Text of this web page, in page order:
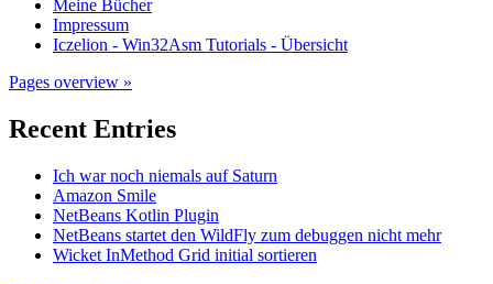
Meine Bücher
Impressum
Iczelion - Win32Asm Tutorials - Übersicht
Pages overview »
Recent Entries
Ich war noch niemals auf Saturn
Amazon Smile
NetBeans Kotlin Plugin
NetBeans startet den WildFly zum debuggen nicht mehr
Wicket InMethod Grid initial sortieren